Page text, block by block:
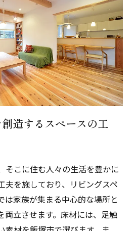
造するスペースの工
そこに住む人々の生活を豊かに
夫を施しており、リビングスペ
は家族が集まる中心的な場所と
両立させます。床材には、足触